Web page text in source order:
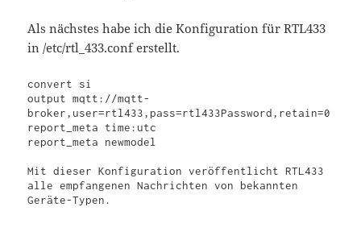
Als nächstes habe ich die Konfiguration für RTL433
in /etc/rtl_433.conf erstellt.
convert si
output mqtt://mqtt-
broker,user=rtl433,pass=rtl433Password,retain=0
report_meta time:utc
report_meta newmodel
Mit dieser Konfiguration veröffentlicht RTL433
alle empfangenen Nachrichten von bekannten
Geräte-Typen.